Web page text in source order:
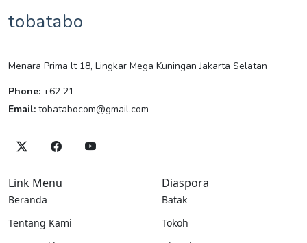
tobatabo
Menara Prima lt 18, Lingkar Mega Kuningan Jakarta Selatan
Phone: +62 21 -
Email: tobatabocom@gmail.com
Link Menu
Beranda
Tentang Kami
Diaspora
Batak
Tokoh